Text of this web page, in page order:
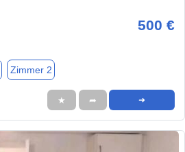
500 €
Zimmer 2
★ ➦ ➜